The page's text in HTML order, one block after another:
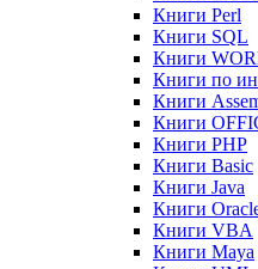
Книги Perl
Книги SQL
Книги
Книги по
Книги
Книги
Книги PHP
Книги Basic
Книги Java
Книги
Книги VBA
Книги Maya